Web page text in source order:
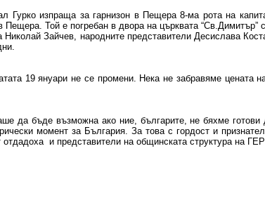
Гурко изпраща за гарнизон в Пещера 8-ма рота на
Той е погребан в двора на църквата “Св.Димитър”
Зайчев, народните представители Десислава
19 януари не се промени. Нека не забравяме цената
да бъде възможна ако ние, българите, не бяхме
момент за България. За това с гордост и
и представители на общинската структура на